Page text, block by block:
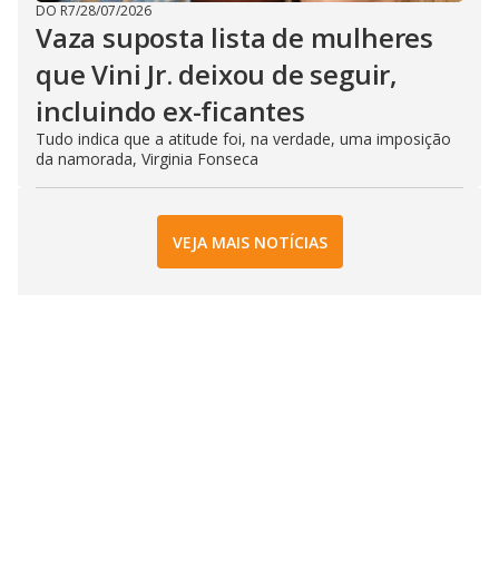
DO R7/28/07/2026
Vaza suposta lista de mulheres
que Vini Jr. deixou de seguir,
incluindo ex-ficantes
Tudo indica que a atitude foi, na verdade, uma imposição
da namorada, Virginia Fonseca
VEJA MAIS NOTÍCIAS